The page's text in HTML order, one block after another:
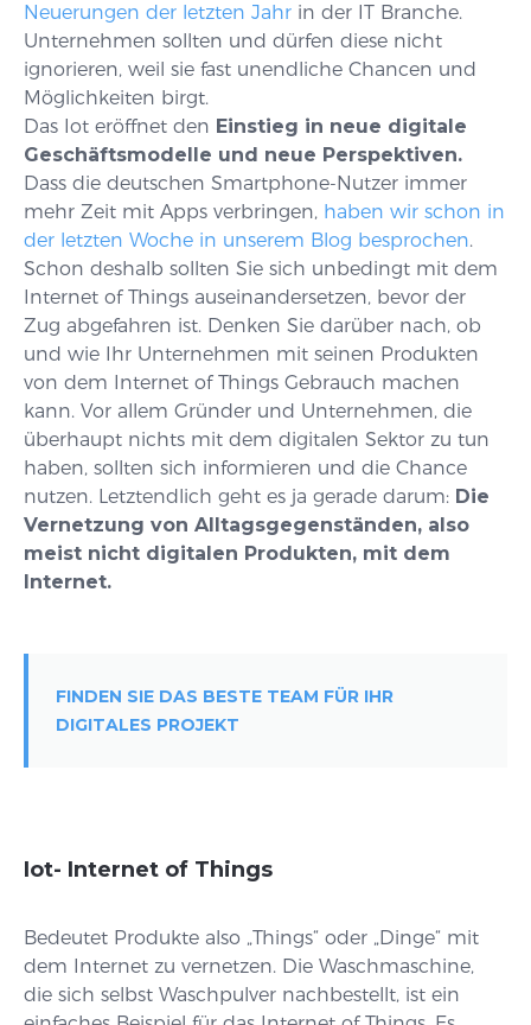
Neuerungen der letzten Jahr in der IT Branche.
Unternehmen sollten und dürfen diese nicht
ignorieren, weil sie fast unendliche Chancen und
Möglichkeiten birgt.
Das Iot eröffnet den Einstieg in neue digitale
Geschäftsmodelle und neue Perspektiven.
Dass die deutschen Smartphone-Nutzer immer
mehr Zeit mit Apps verbringen, haben wir schon in
der letzten Woche in unserem Blog besprochen.
Schon deshalb sollten Sie sich unbedingt mit dem
Internet of Things auseinandersetzen, bevor der
Zug abgefahren ist. Denken Sie darüber nach, ob
und wie Ihr Unternehmen mit seinen Produkten
von dem Internet of Things Gebrauch machen
kann. Vor allem Gründer und Unternehmen, die
überhaupt nichts mit dem digitalen Sektor zu tun
haben, sollten sich informieren und die Chance
nutzen. Letztendlich geht es ja gerade darum: Die
Vernetzung von Alltagsgegenständen, also
meist nicht digitalen Produkten, mit dem
Internet.
FINDEN SIE DAS BESTE TEAM FÜR IHR
DIGITALES PROJEKT
Iot- Internet of Things
Bedeutet Produkte also „Things“ oder „Dinge“ mit
dem Internet zu vernetzen. Die Waschmaschine,
die sich selbst Waschpulver nachbestellt, ist ein